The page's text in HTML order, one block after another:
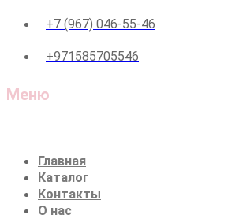
+7 (967) 046-55-46
+971585705546
Меню
Главная
Каталог
Контакты
О нас